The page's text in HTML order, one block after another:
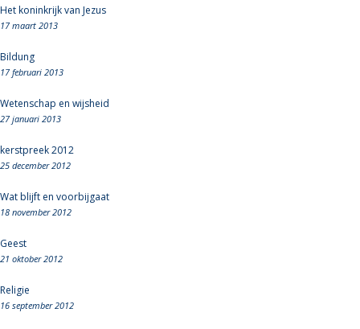
Het koninkrijk van Jezus
17 maart 2013
Bildung
17 februari 2013
Wetenschap en wijsheid
27 januari 2013
kerstpreek 2012
25 december 2012
Wat blijft en voorbijgaat
18 november 2012
Geest
21 oktober 2012
Religie
16 september 2012